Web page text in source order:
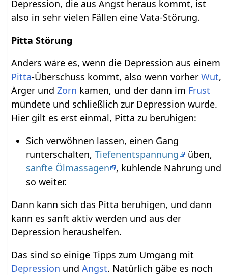
Depression, die aus Angst heraus kommt, ist
also in sehr vielen Fällen eine Vata-Störung.
Pitta Störung
Anders wäre es, wenn die Depression aus einem
Pitta-Überschuss kommt, also wenn vorherWut,
Ärger undZorn kamen, und der dann im Frust
mündete und schließlich zur Depression wurde.
Hier gilt es erst einmal, Pitta zu beruhigen:
Sich verwöhnen lassen, einen Gang
runterschalten, Tiefenentspannung
üben,
sanfte Ölmassagen
, kühlende Nahrung und
so weiter.
Dann kann sich das Pitta beruhigen, und dann
kann es sanft aktiv werden und aus der
Depression heraushelfen.
Das sind so einige Tipps zum Umgang mit
Depression undAngst. Natürlich gäbe es noch